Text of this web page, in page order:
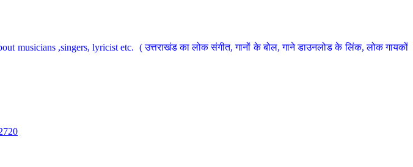
musicians ,singers, lyricist etc. ( उत्तराखंड का लोक संगीत, गानों के बोल, गाने डाउनलोड के लिंक, लोक गायकों